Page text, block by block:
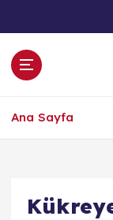
Ana Sayfa